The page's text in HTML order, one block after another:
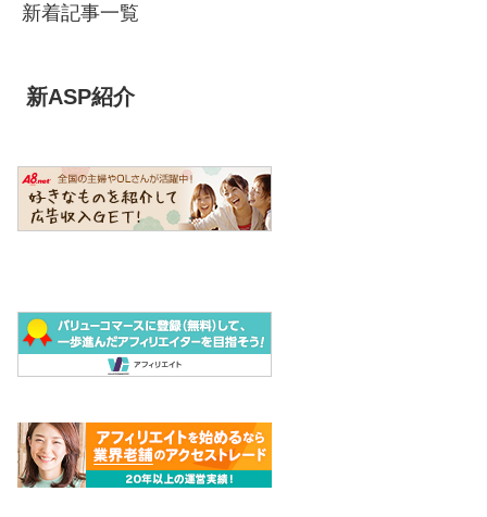
新着記事一覧
新ASP紹介